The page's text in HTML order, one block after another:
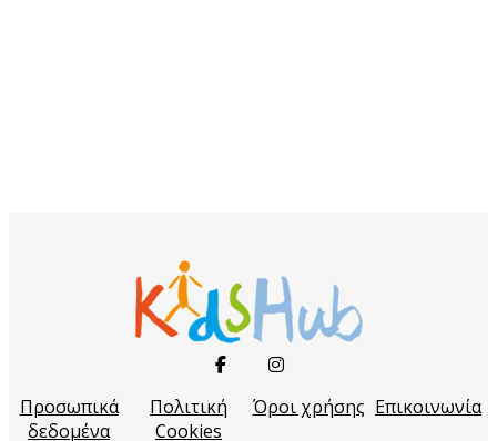
Προσωπικά
δεδομένα
Πολιτική
Cookies
Όροι χρήσης Επικοινωνία